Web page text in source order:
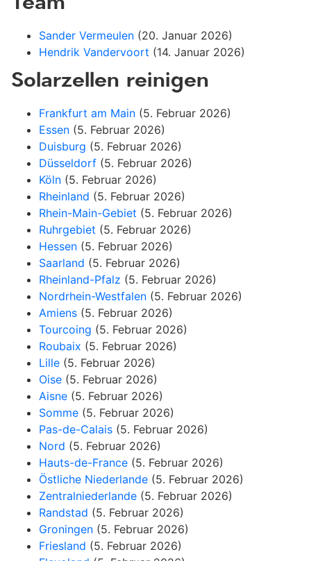
Sander Vermeulen (20. Januar 2026)
Hendrik Vandervoort (14. Januar 2026)
Solarzellen reinigen
Frankfurt am Main (5. Februar 2026)
Essen (5. Februar 2026)
Duisburg (5. Februar 2026)
Düsseldorf (5. Februar 2026)
Köln (5. Februar 2026)
Rheinland (5. Februar 2026)
Rhein-Main-Gebiet (5. Februar 2026)
Ruhrgebiet (5. Februar 2026)
Hessen (5. Februar 2026)
Saarland (5. Februar 2026)
Rheinland-Pfalz (5. Februar 2026)
Nordrhein-Westfalen (5. Februar 2026)
Amiens (5. Februar 2026)
Tourcoing (5. Februar 2026)
Roubaix (5. Februar 2026)
Lille (5. Februar 2026)
Oise (5. Februar 2026)
Aisne (5. Februar 2026)
Somme (5. Februar 2026)
Pas-de-Calais (5. Februar 2026)
Nord (5. Februar 2026)
Hauts-de-France (5. Februar 2026)
Östliche Niederlande (5. Februar 2026)
Zentralniederlande (5. Februar 2026)
Randstad (5. Februar 2026)
Groningen (5. Februar 2026)
Friesland (5. Februar 2026)